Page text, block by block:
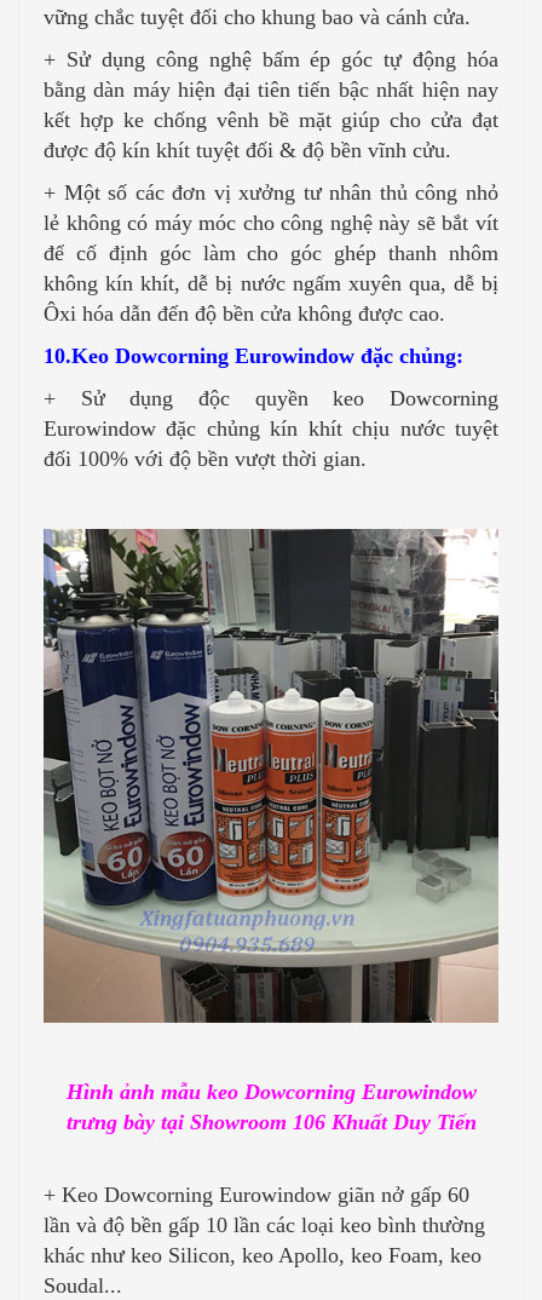
vững chắc tuyệt đối cho khung bao và cánh cửa.
+ Sử dụng công nghệ bấm ép góc tự động hóa
bằng dàn máy hiện đại tiên tiến bậc nhất hiện nay
kết hợp ke chống vênh bề mặt giúp cho cửa đạt
được độ kín khít tuyệt đối & độ bền vĩnh cửu.
+ Một số các đơn vị xưởng tư nhân thủ công nhỏ
lẻ không có máy móc cho công nghệ này sẽ bắt vít
để cố định góc làm cho góc ghép thanh nhôm
không kín khít, dễ bị nước ngấm xuyên qua, dễ bị
Ôxi hóa dẫn đến độ bền cửa không được cao.
10.Keo Dowcorning Eurowindow đặc chủng:
+ Sử dụng độc quyền keo Dowcorning
Eurowindow đặc chủng kín khít chịu nước tuyệt
đối 100% với độ bền vượt thời gian.
Hình ảnh mẫu keo Dowcorning Eurowindow
trưng bày tại Showroom 106 Khuất Duy Tiến
+ Keo Dowcorning Eurowindow giãn nở gấp 60
lần và độ bền gấp 10 lần các loại keo bình thường
khác như keo Silicon, keo Apollo, keo Foam, keo
Soudal...